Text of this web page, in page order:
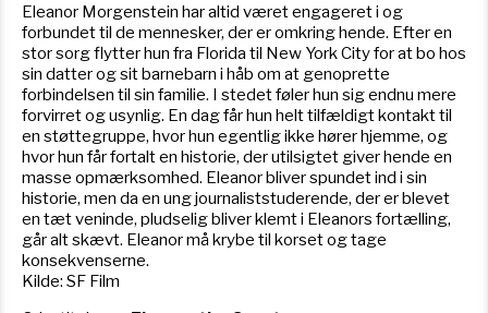
Eleanor Morgenstein har altid været engageret i og
forbundet til de mennesker, der er omkring hende. Efter en
stor sorg flytter hun fra Florida til New York City for at bo hos
sin datter og sit barnebarn i håb om at genoprette
forbindelsen til sin familie. I stedet føler hun sig endnu mere
forvirret og usynlig. En dag får hun helt tilfældigt kontakt til
en støttegruppe, hvor hun egentlig ikke hører hjemme, og
hvor hun får fortalt en historie, der utilsigtet giver hende en
masse opmærksomhed. Eleanor bliver spundet ind i sin
historie, men da en ung journaliststuderende, der er blevet
en tæt veninde, pludselig bliver klemt i Eleanors fortælling,
går alt skævt. Eleanor må krybe til korset og tage
konsekvenserne.
Kilde: SF Film